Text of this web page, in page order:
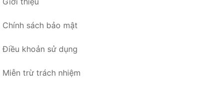
Chính sách bảo mật
Điều khoản sử dụng
Miễn trừ trách nhiệm